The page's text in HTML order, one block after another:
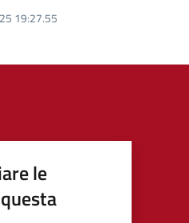
19:27.55
le